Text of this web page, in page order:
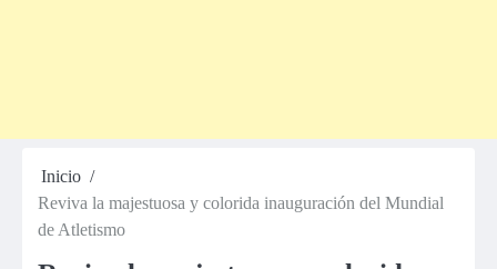
Inicio
Reviva la majestuosa y colorida inauguración del Mundial
de Atletismo